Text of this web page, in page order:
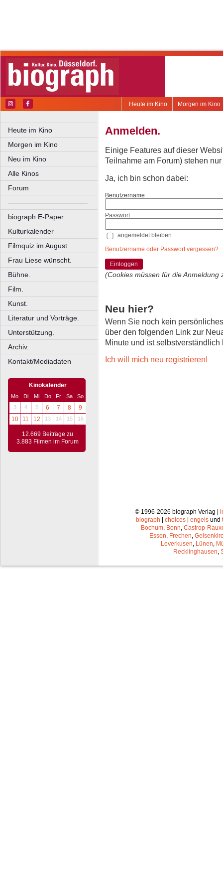
Morgen im Kino
Heute im Kino
Heute im Kino
Morgen im Kino
Neu im Kino
Alle Kinos
Forum
––––––––––––––––––––
biograph E-Paper
Kulturkalender
Filmquiz im August
Frau Liese wünscht.
Bühne.
Film.
Kunst.
Literatur und Vorträge.
Unterstützung.
Archiv.
Kontakt/Mediadaten
Kinokalender
Mo Di Mi Do Fr Sa
So
3
4 5 6 7 8
9
10
11 12 13 14 15 16
12.669 Beiträge zu
3.883 Filmen im Forum
Anmelden.
Einige Features auf dieser
Teilnahme am Forum) stehen
Ja, ich bin schon dabei:
Benutzername
Passwort
angemeldet bleiben
Benutzername oder Passwort vergessen?
Einloggen
(Cookies müssen für die Anmeldung
Neu hier?
Wenn Sie noch kein
über den folgenden Link zur
Minute und ist selbstverständlich
Ich will mich neu registrieren!
© 1996-2026 biograph Verlag |
biograph
choices engels und
Bochum, Bonn, Castrop-
Essen, Frechen,
Leverkusen, Lünen,
Recklinghausen,